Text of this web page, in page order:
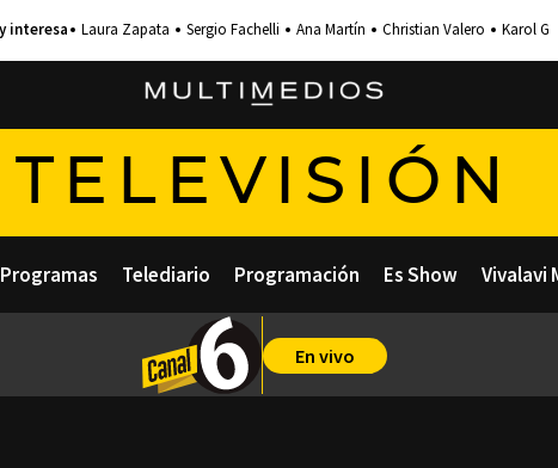
Laura Zapata Sergio Fachelli Ana Martín Christian Valero Karol G
TELEVISIÓN
Programas Telediario Programación Es Show Vivalavi
En vivo